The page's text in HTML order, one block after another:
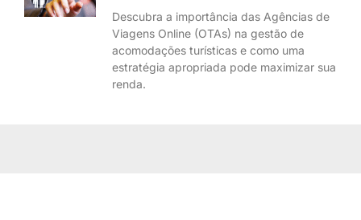
Descubra a importância das Agências de
Viagens Online (OTAs) na gestão de
acomodações turísticas e como uma
estratégia apropriada pode maximizar sua
renda.